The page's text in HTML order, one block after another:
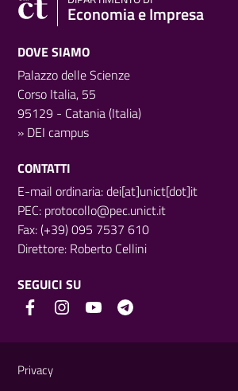
Economia e Impresa
DOVE SIAMO
Palazzo delle Scienze
Corso Italia, 55
95129 - Catania (Italia)
» DEI campus
CONTATTI
E-mail ordinaria: dei[at]unict[dot]it
PEC: protocollo@pec.unict.it
Fax: (+39) 095 7537 610
Direttore: Roberto Cellini
SEGUICI SU
Privacy